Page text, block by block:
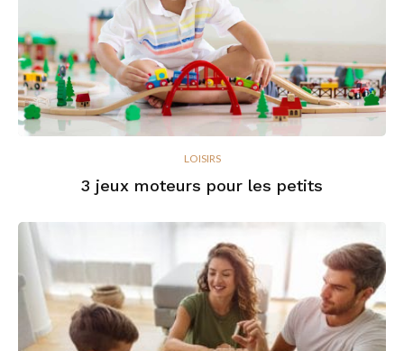
LOISIRS
3 jeux moteurs pour les petits